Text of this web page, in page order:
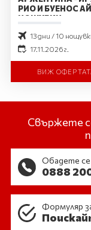
РИО И БУЕНОС
НОЩУВКИ
13 дни / 10
17.11.2026 г.
ВИЖ
Свържете
Обадете се
0888
Формуляр